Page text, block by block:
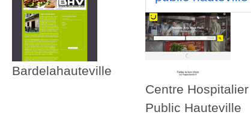
Bardelahauteville
Centre Hospitalier
Public Hauteville